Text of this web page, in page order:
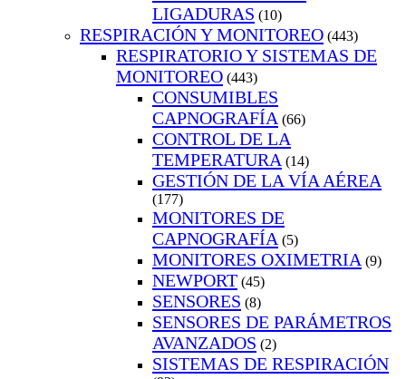
LIGADURAS (10)
RESPIRACIÓN Y MONITOREO (443)
RESPIRATORIO Y SISTEMAS DE
MONITOREO (443)
CONSUMIBLES
CAPNOGRAFÍA (66)
CONTROL DE LA
TEMPERATURA (14)
GESTIÓN DE LA VÍA AÉREA
(177)
MONITORES DE
CAPNOGRAFÍA (5)
MONITORES OXIMETRIA (9)
NEWPORT (45)
SENSORES (8)
SENSORES DE PARÁMETROS
AVANZADOS (2)
SISTEMAS DE RESPIRACIÓN